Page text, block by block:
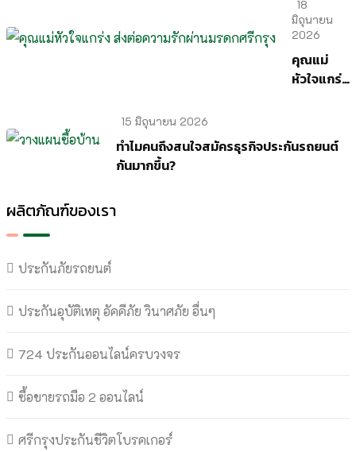
รายจ่าย
เป็นราย
ได้ สร้าง
Passive
18
มิถุนายน
2026
คุณแม่
หัวใจแกร่ง
ผ่านมรดก
ศรีกรุง
15 มิถุนายน 2026
ทำไมคนถึงสนใจสมัครธุรกิจประกันรถยนต์
กันมากขึ้น?
ผลิตภัณฑ์ของเรา
ประกันภัยรถยนต์
ประกันอุบัติเหตุ อัคคีภัย วินาศภัย อื่นๆ
724 ประกันออนไลน์ครบวงจร
ซื้อขายรถมือ 2 ออนไลน์
ศรีกรุงประกันชีวิตโบรคเกอร์